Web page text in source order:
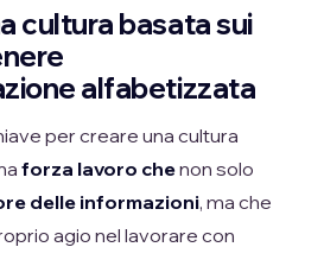
cultura basata sui
alfabetizzata
per creare una cultura
forza lavoro chenon solo
delle informazioni, ma che
agio nel lavorare con